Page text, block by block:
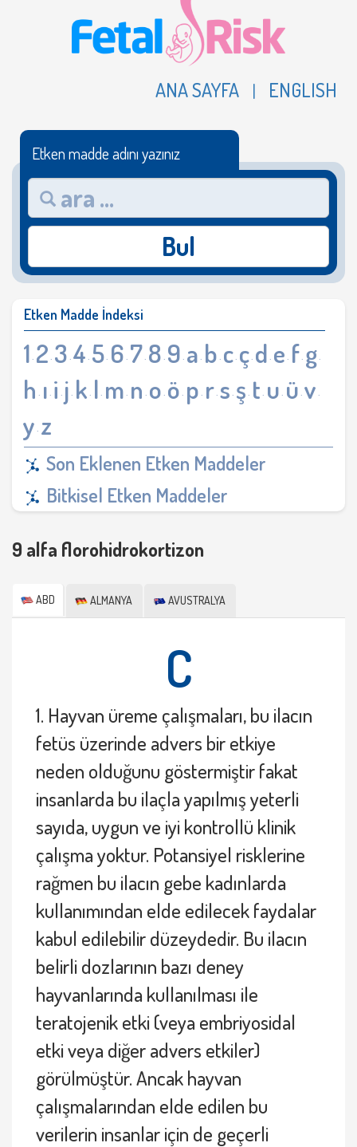
ANA SAYFA | ENGLISH
Etken madde adını yazınız
Bul
Etken Madde İndeksi
1· 2· 3·4· 5· 6· 7· 8· 9· a· b· c· ç· d· e· f· g·
h · ı· i · j· k· l· m· n · o· ö· p· r·s· ş· t· u· ü·v·
y· z
Son Eklenen Etken Maddeler
Bitkisel Etken Maddeler
9 alfa florohidrokortizon
ABD ALMANYA AVUSTRALYA
C
1. Hayvan üreme çalışmaları, bu ilacın
fetüs üzerinde advers bir etkiye
neden olduğunu göstermiştir fakat
insanlarda bu ilaçla yapılmış yeterli
sayıda, uygun ve iyi kontrollü klinik
çalışma yoktur. Potansiyel risklerine
rağmen bu ilacın gebe kadınlarda
kullanımından elde edilecek faydalar
kabul edilebilir düzeydedir. Bu ilacın
belirli dozlarının bazı deney
hayvanlarında kullanılması ile
teratojenik etki (veya embriyosidal
etki veya diğer advers etkiler)
görülmüştür. Ancak hayvan
çalışmalarından elde edilen bu
verilerin insanlar için de geçerli